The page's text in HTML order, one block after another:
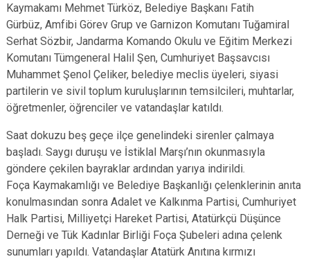
Çiğli
Dikili
Konak
Menderes
Bayraklı
Karabağlar
Kaymakamı Mehmet Türköz, Belediye Başkanı Fatih
Gürbüz, Amfibi Görev Grup ve Garnizon Komutanı Tuğamiral
Serhat Sözbir, Jandarma Komando Okulu ve Eğitim Merkezi
Komutanı Tümgeneral Halil Şen, Cumhuriyet Başsavcısı
Muhammet Şenol Çeliker, belediye meclis üyeleri, siyasi
partilerin ve sivil toplum kuruluşlarının temsilcileri, muhtarlar,
öğretmenler, öğrenciler ve vatandaşlar katıldı.
Saat dokuzu beş geçe ilçe genelindeki sirenler çalmaya
başladı. Saygı duruşu ve İstiklal Marşı’nın okunmasıyla
göndere çekilen bayraklar ardından yarıya indirildi.
Foça Kaymakamlığı ve Belediye Başkanlığı çelenklerinin anıta
konulmasından sonra Adalet ve Kalkınma Partisi, Cumhuriyet
Halk Partisi, Milliyetçi Hareket Partisi, Atatürkçü Düşünce
Derneği ve Tük Kadınlar Birliği Foça Şubeleri adına çelenk
sunumları yapıldı. Vatandaşlar Atatürk Anıtına kırmızı